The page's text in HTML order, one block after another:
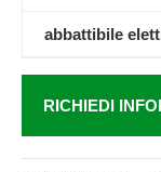
abbattibile
RICHIEDI